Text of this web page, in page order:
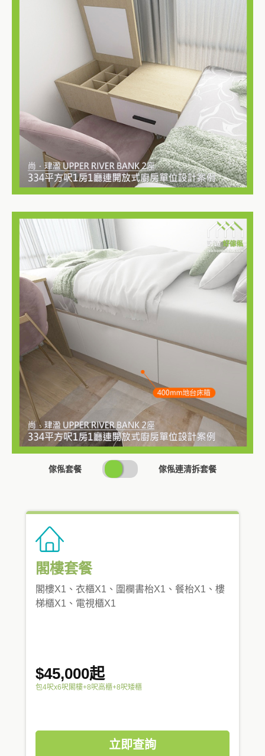
傢俬套餐
SWITCH
PRICING
傢俬連清拆套餐
閣樓套餐
閣樓X1、衣櫃X1、圍欄書枱X1、餐枱X1、樓
梯櫃X1、電視櫃X1
$45,000起
包4呎x6呎閣樓+8呎高櫃+8呎矮櫃
立即查詢